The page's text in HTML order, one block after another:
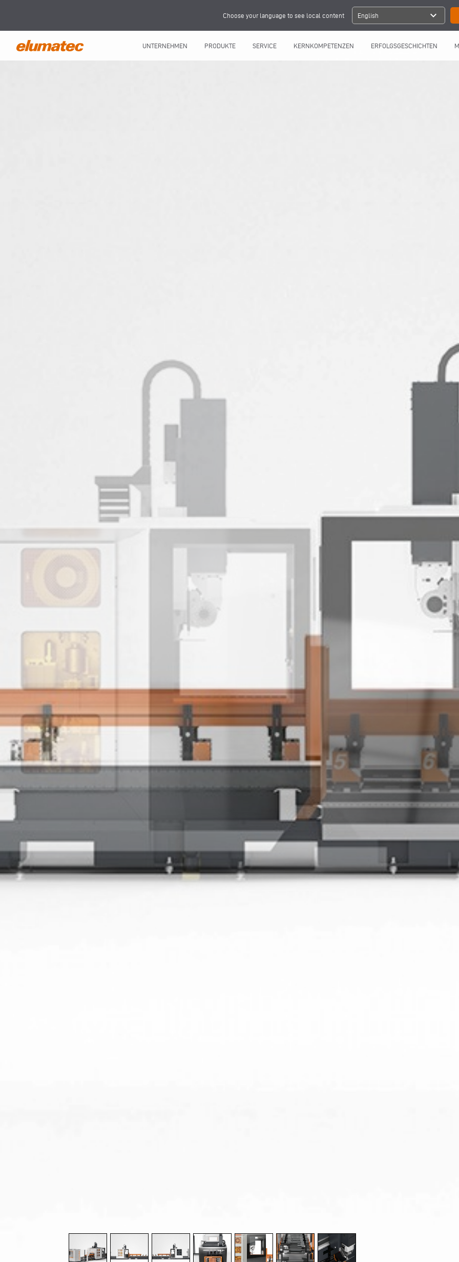
Choose your language to see local content English expand_more
UNTERNEHMEN PRODUKTE SERVICE KERNKOMPETENZEN ERFOLGSGESCHICHTEN